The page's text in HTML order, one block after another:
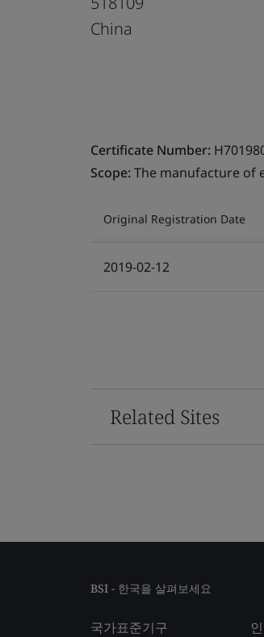
China
Certificate Number:
Scope:The manufacture of
Original Registration Date
2019-02-12
Related Sites
BSI - 한국을 살펴보세요
국가표준기구